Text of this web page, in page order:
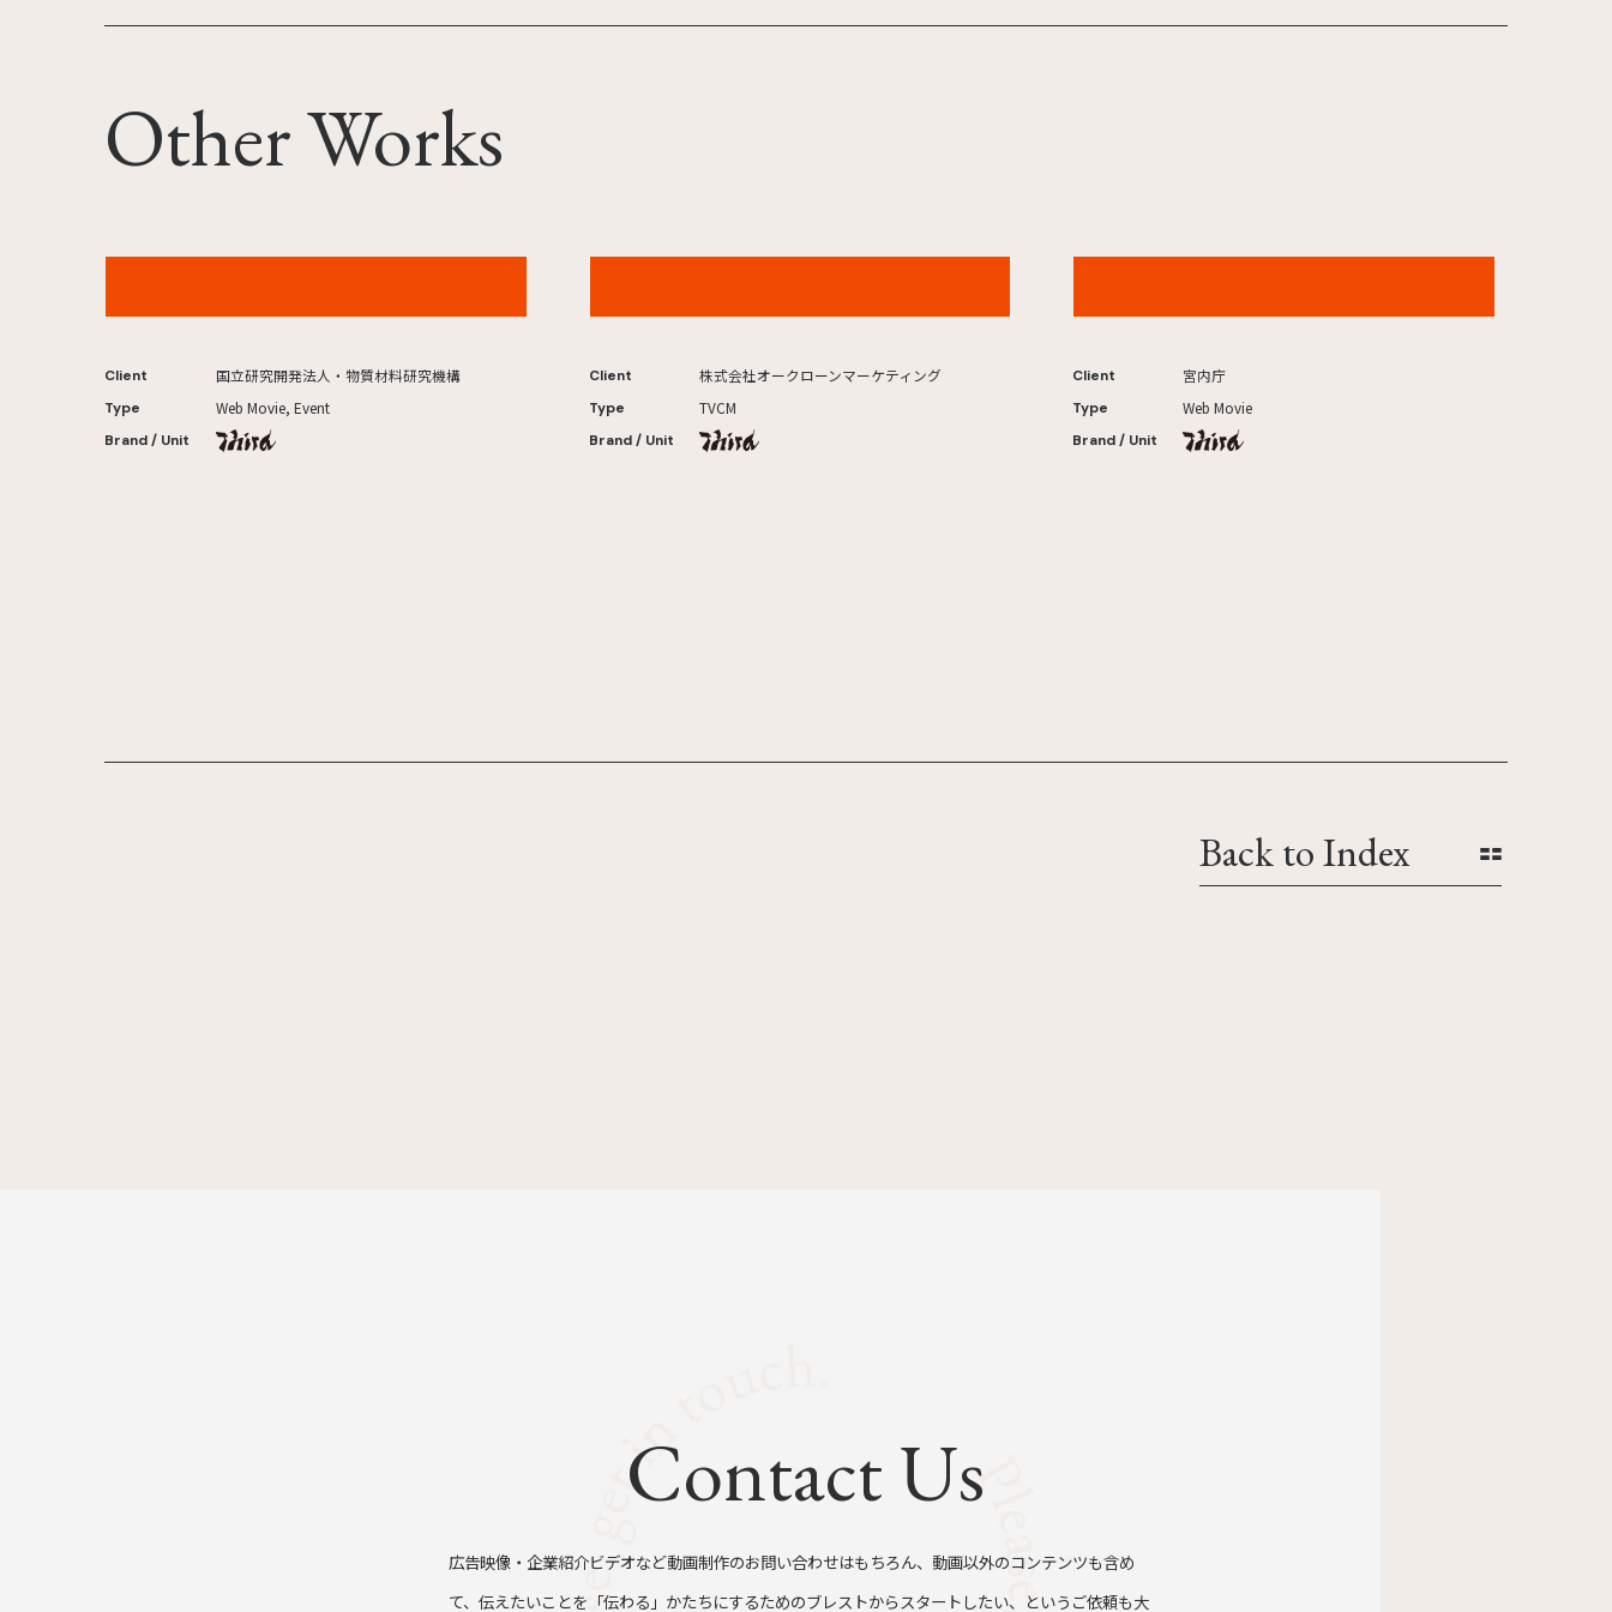
Other Works
Client 国立研究開発法人・物質材料研究機構
Type Web Movie, Event
Brand / Unit
Client 株式会社オークローンマーケティング
Type TVCM
Brand / Unit
Client 宮内庁
Type Web Movie
Brand / Unit
Back to Index
Contact Us
広告映像・企業紹介ビデオなど動画制作のお問い合わせはもちろん、動画以外のコンテンツも含め
て、伝えたいことを「伝わる」かたちにするためのブレストからスタートしたい、というご依頼も大